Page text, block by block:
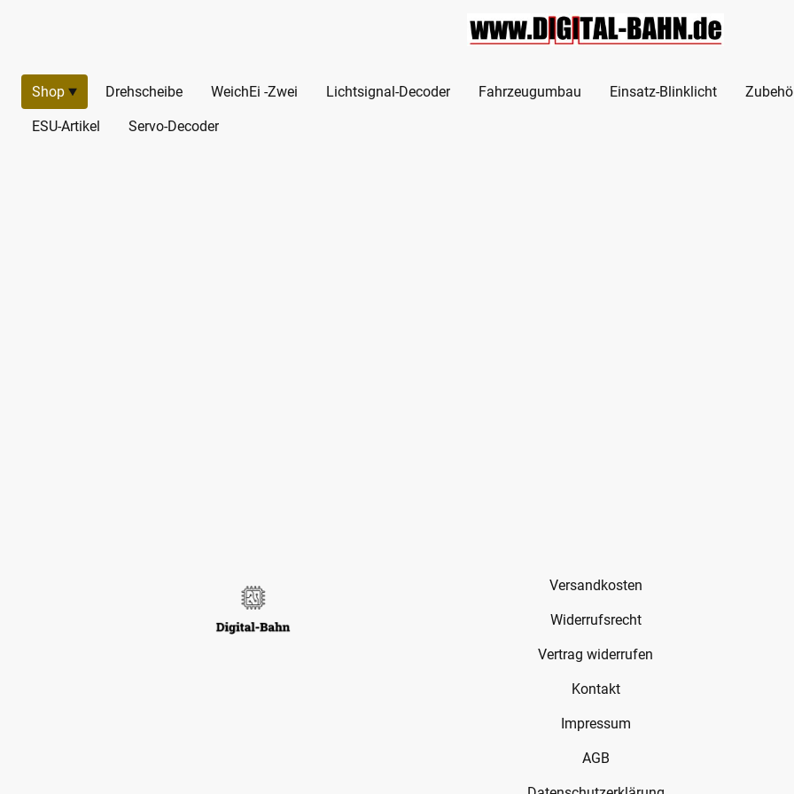
Shop Drehscheibe WeichEi -Zwei Lichtsignal-Decoder Fahrzeugumbau Einsatz-Blinklicht
ESU-Artikel Servo-Decoder
Versandkosten
Widerrufsrecht
Vertrag widerrufen
Kontakt
Impressum
AGB